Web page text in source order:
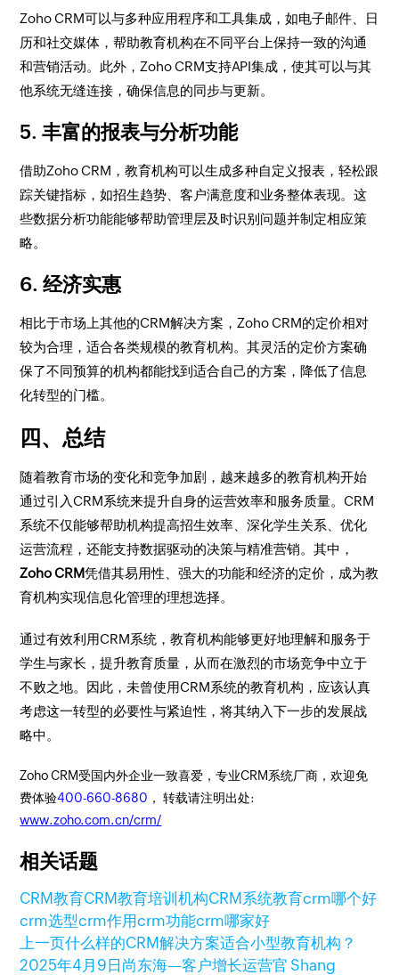
Zoho CRM可以与多种应用程序和工具集成，如电子邮件、日
历和社交媒体，帮助教育机构在不同平台上保持一致的沟通
和营销活动。此外，Zoho CRM支持API集成，使其可以与其
他系统无缝连接，确保信息的同步与更新。
5. 丰富的报表与分析功能
借助Zoho CRM，教育机构可以生成多种自定义报表，轻松跟
踪关键指标，如招生趋势、客户满意度和业务整体表现。这
些数据分析功能能够帮助管理层及时识别问题并制定相应策
略。
6. 经济实惠
相比于市场上其他的CRM解决方案，Zoho CRM的定价相对
较为合理，适合各类规模的教育机构。其灵活的定价方案确
保了不同预算的机构都能找到适合自己的方案，降低了信息
化转型的门槛。
四、总结
随着教育市场的变化和竞争加剧，越来越多的教育机构开始
通过引入CRM系统来提升自身的运营效率和服务质量。CRM
系统不仅能够帮助机构提高招生效率、深化学生关系、优化
运营流程，还能支持数据驱动的决策与精准营销。其中，
Zoho CRM凭借其易用性、强大的功能和经济的定价，成为教
育机构实现信息化管理的理想选择。
通过有效利用CRM系统，教育机构能够更好地理解和服务于
学生与家长，提升教育质量，从而在激烈的市场竞争中立于
不败之地。因此，未曾使用CRM系统的教育机构，应该认真
考虑这一转型的必要性与紧迫性，将其纳入下一步的发展战
略中。
Zoho CRM受国内外企业一致喜爱，专业CRM系统厂商，欢迎免
费体验400-660-8680 ， 转载请注明出处:
www.zoho.com.cn/crm/
相关话题
CRM教育CRM教育培训机构CRM系统教育crm哪个好
crm选型crm作用crm功能crm哪家好
上一页什么样的CRM解决方案适合小型教育机构？
2025年4月9日 尚东海—客户增长运营官 Shang